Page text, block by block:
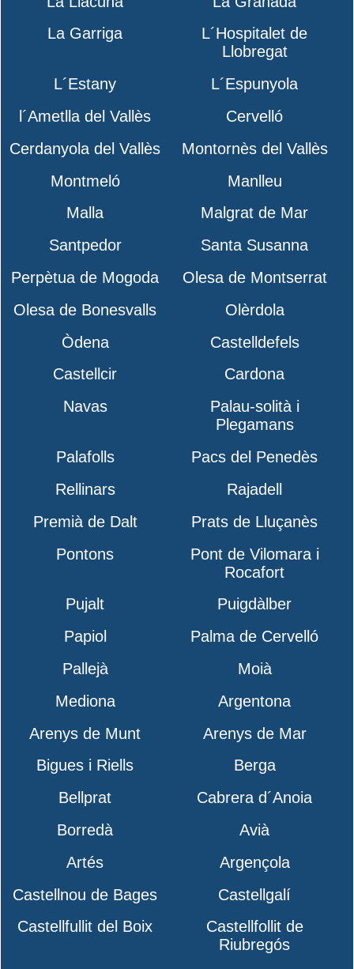
La Garriga
L´Hospitalet de
Llobregat
L´Estany
L´Espunyola
l´Ametlla del Vallès
Cervelló
Cerdanyola del Vallès
Montornès del Vallès
Montmeló
Manlleu
Malla
Malgrat de Mar
Santpedor
Santa Susanna
Perpètua de Mogoda
Olesa de Montserrat
Olesa de Bonesvalls
Olèrdola
Òdena
Castelldefels
Castellcir
Cardona
Navas
Palau-solità i
Plegamans
Palafolls
Pacs del Penedès
Rellinars
Rajadell
Premià de Dalt
Prats de Lluçanès
Pontons
Pont de Vilomara i
Rocafort
Pujalt
Puigdàlber
Papiol
Palma de Cervelló
Pallejà
Moià
Mediona
Argentona
Arenys de Munt
Arenys de Mar
Bigues i Riells
Berga
Bellprat
Cabrera d´Anoia
Borredà
Avià
Artés
Argençola
Castellnou de Bages
Castellgalí
Castellfullit del Boix
Castellfollit de
Riubregós